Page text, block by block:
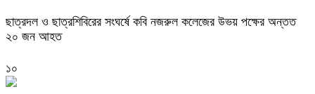
ছাত্রদল ও ছাত্রশিবিরের সংঘর্ষে কবি নজরুল কলেজের উভয় পক্ষের অন্তত
২০ জন আহত
১০